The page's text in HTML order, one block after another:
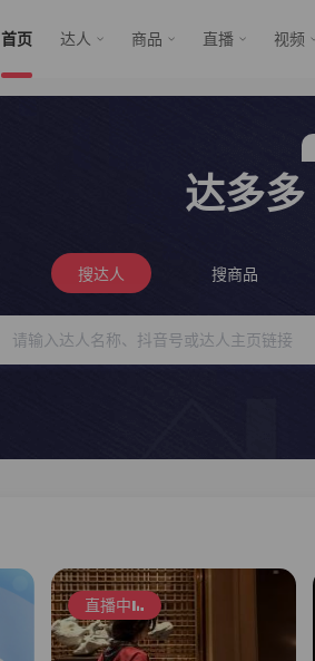
首页 达人 商品 直播 视频
达多多
搜达人 搜商品
直播中